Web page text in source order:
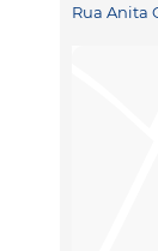
Rua Anita